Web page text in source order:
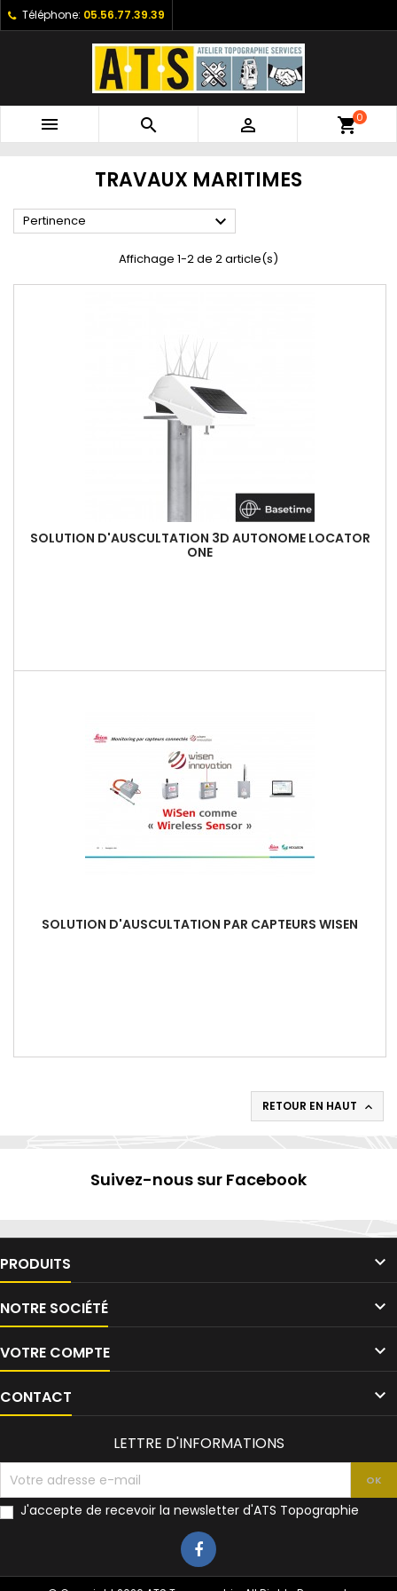
Téléphone: 05.56.77.39.39
   shopping_cart0
TRAVAUX MARITIMES
Pertinence 
Affichage 1-2 de 2 article(s)
SOLUTION D'AUSCULTATION 3D AUTONOME LOCATOR
ONE
SOLUTION D'AUSCULTATION PAR CAPTEURS WISEN
RETOUR EN HAUT 
Suivez-nous sur Facebook
PRODUITS 
NOTRE SOCIÉTÉ 
VOTRE COMPTE 
CONTACT 
LETTRE D'INFORMATIONS
J'accepte de recevoir la newsletter d'ATS Topographie